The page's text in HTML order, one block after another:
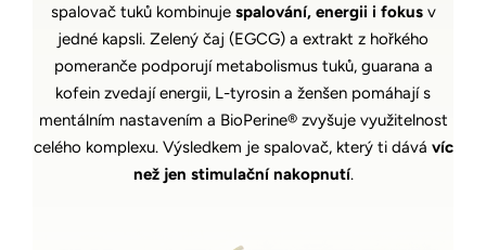
spalovač tuků kombinuje spalování, energii i fokusv
jedné kapsli. Zelený čaj (EGCG) a extrakt z hořkého
pomeranče podporují metabolismus tuků, guarana a
kofein zvedají energii, L-tyrosin a ženšen pomáhají s
mentálním nastavením a BioPerine® zvyšuje využitelnost
celého komplexu. Výsledkem je spalovač, který ti dává víc
než jen stimulační nakopnutí.